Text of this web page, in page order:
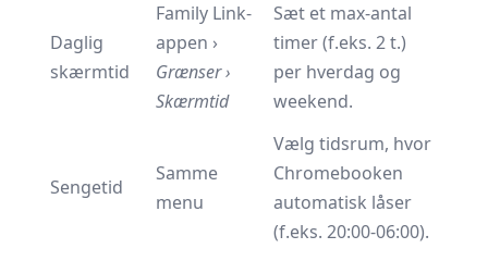
Daglig
skærmtid
Family Link-
appen ›
Grænser ›
Skærmtid
Sæt et max-antal
timer (f.eks. 2 t.)
per hverdag og
weekend.
Sengetid
Samme
menu
Vælg tidsrum, hvor
Chromebooken
automatisk låser
(f.eks. 20:00-06:00).